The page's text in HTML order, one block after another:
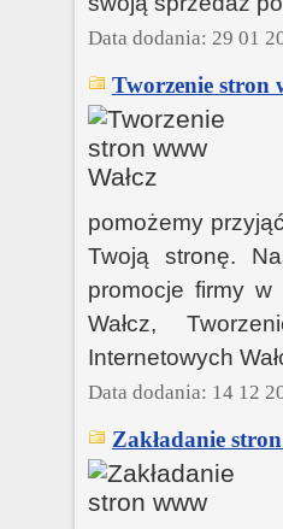
Data dodania: 29 01
Tworzenie stron
pomożemy
Twoją stronę.
promocje firmy w
Wałcz,
Internetowych
Data dodania: 14 12
Zakładanie